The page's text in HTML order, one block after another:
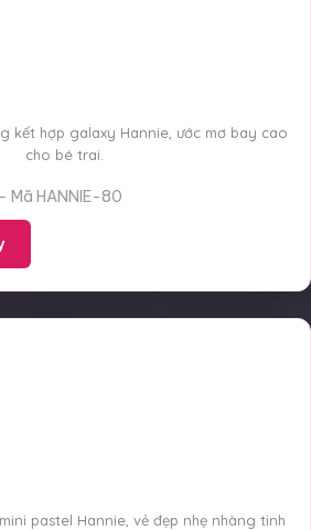
kết hợp galaxy Hannie, ước mơ bay cao
cho bé trai.
– Mã HANNIE-80
pastel Hannie, vẻ đẹp nhẹ nhàng tinh